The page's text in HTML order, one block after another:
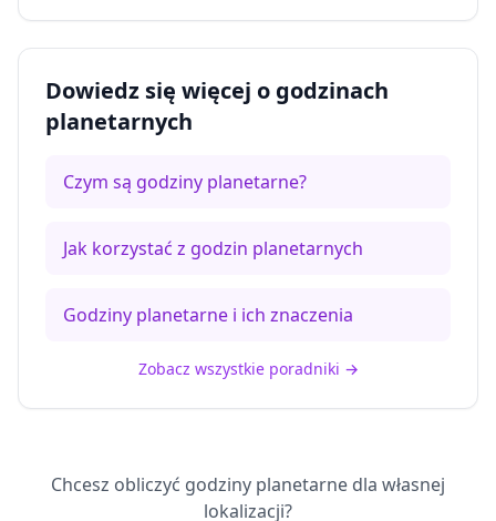
Dowiedz się więcej o godzinach
planetarnych
Czym są godziny planetarne?
Jak korzystać z godzin planetarnych
Godziny planetarne i ich znaczenia
Zobacz wszystkie poradniki →
Chcesz obliczyć godziny planetarne dla własnej
lokalizacji?